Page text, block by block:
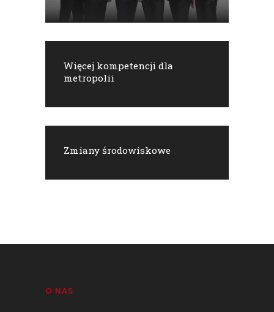
Więcej kompetencji dla
metropolii
Zmiany środowiskowe
O NAS